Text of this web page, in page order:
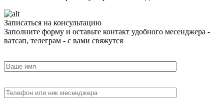
Записаться на консультацию
Заполните форму и оставьте контакт удобного месенджера -
ватсап, телеграм - с вами свяжутся